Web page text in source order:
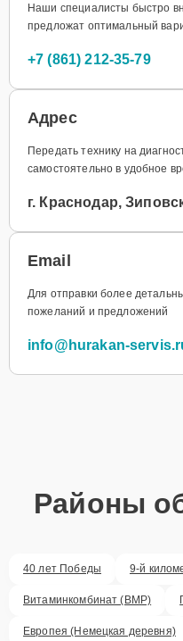
Наши специалисты быстро
предложат оптимальный
+7 (861) 212-35-79
Адрес
Передать технику на
самостоятельно в удобное
г. Краснодар,
Email
Для отправки более
пожеланий и предложений
info@hurakan-
Районы
40 лет Победы 9-й
Витаминкомбинат (ВМР)
Европея (Немецкая деревня)